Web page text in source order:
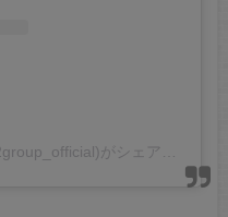
だいにぐるーぷ【公式】(@dai2group_official)がシェアした投稿